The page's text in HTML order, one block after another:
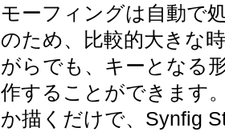
モーフィングは自動で
のため、比較的大きな
がらでも、キーとなる
作することができます
か描くだけで、Synfig